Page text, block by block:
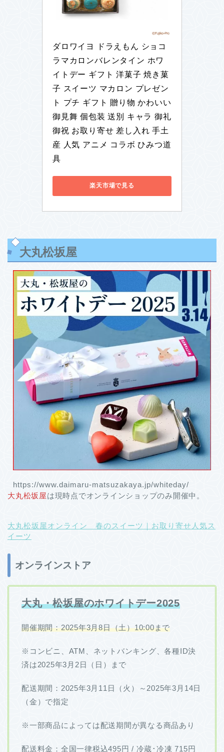
ダロワイヨ ドラえもん ショコ
ラマカロンバレンタイン ホワ
イトデー ギフト 洋菓子 焼き菓
子 スイーツ マカロン プレゼン
ト プチ ギフト 贈り物 かわいい
御見舞 個包装 送別 キャラ 御礼
御祝 お取り寄せ 差し入れ 手土
産 人気 アニメ コラボ ひみつ道
具
楽天市場で見る
大丸松坂屋
https://www.daimaru-matsuzakaya.jp/whiteday/
大丸松坂屋は現時点でオンラインショップのみ開催中。
大丸松坂屋オンライン 春のスイーツ｜お取り寄せ人気ス
イーツ
オンラインストア
大丸・松坂屋のホワイトデー2025
開催期間：2025年3月8日（土）10:00まで
※コンビニ、ATM、ネットバンキング、各種ID決
済は2025年3月2日（日）まで
配送期間：2025年3月11日（火）～2025年3月14日
（金）で指定
※一部商品によっては配送期間が異なる商品あり
配送料金：全国一律税込495円 / 冷蔵･冷凍 715円